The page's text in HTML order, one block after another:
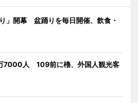
」開幕 盆踊りを毎日開催、飲食・
7000人 109前に櫓、外国人観光客